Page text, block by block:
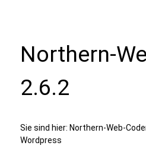
Northern-
2.6.2
Sie sind hier: Northern-Web-
Wordpress